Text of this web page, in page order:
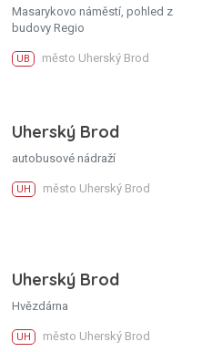
Masarykovo náměstí, pohled z
budovy Regio
UB město Uherský Brod
Uherský Brod
autobusové nádraží
UH město Uherský Brod
Uherský Brod
Hvězdárna
UH město Uherský Brod